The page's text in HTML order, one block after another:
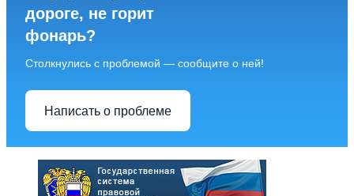
дороге, не горит
фонарь?
Столкнулись с проблемой — сообщите о ней!
Написать о проблеме